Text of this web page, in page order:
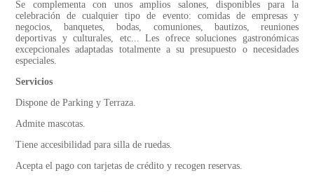
Se complementa con unos amplios salones, disponibles para la
celebración de cualquier tipo de evento: comidas de empresas y
negocios, banquetes, bodas, comuniones, bautizos, reuniones
deportivas y culturales, etc... Les ofrece soluciones gastronómicas
excepcionales adaptadas totalmente a su presupuesto o necesidades
especiales.
Servicios
Dispone de Parking y Terraza.
Admite mascotas.
Tiene accesibilidad para silla de ruedas.
Acepta el pago con tarjetas de crédito y recogen reservas.